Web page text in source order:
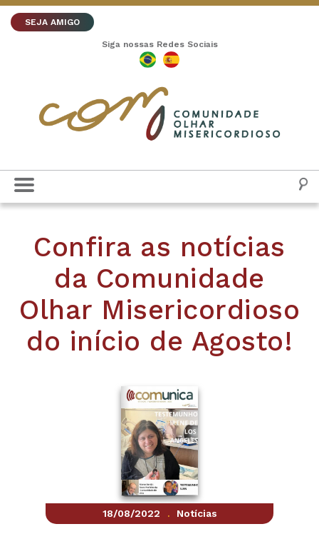
SEJA AMIGO
Siga nossas Redes Sociais
Confira as notícias
da Comunidade
Olhar Misericordioso
do início de Agosto!
18/08/2022 . Notícias